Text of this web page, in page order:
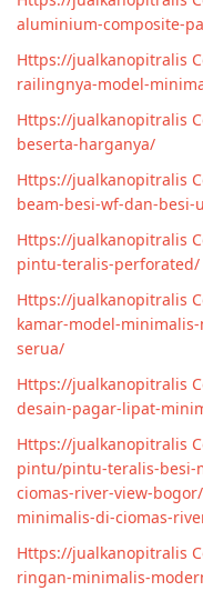
aluminium-composite-
Https://jualkanopitralis
railingnya-model-
Https://jualkanopitralis
beserta-harganya/
Https://jualkanopitralis
beam-besi-wf-dan-besi-
Https://jualkanopitralis
pintu-teralis-perforated/
Https://jualkanopitralis
kamar-model-
serua/
Https://jualkanopitralis
desain-pagar-lipat-
Https://jualkanopitralis
pintu/pintu-teralis-besi-
ciomas-river-view-
minimalis-di-ciomas-
Https://jualkanopitralis
ringan-minimalis-